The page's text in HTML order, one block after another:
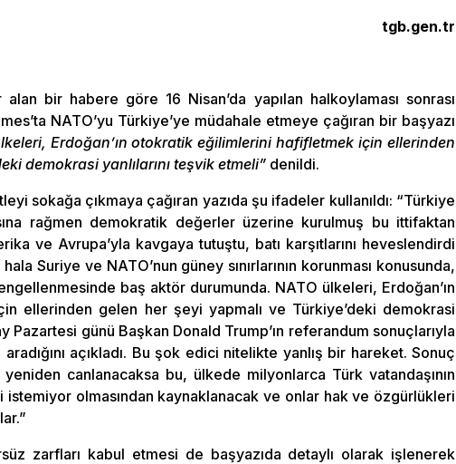
tgb.gen.tr
bir habere göre 16 Nisan’da yapılan halkoylaması sonrası
NATO’yu Türkiye’ye müdahale etmeye çağıran bir başyazı
Erdoğan’ın otokratik eğilimlerini hafifletmek için ellerinden
demokrasi yanlılarını teşvik etmeli” denildi.
sokağa çıkmaya çağıran yazıda şu ifadeler kullanıldı: “Türkiye
rağmen demokratik değerler üzerine kurulmuş bu ittifaktan
ve Avrupa’yla kavgaya tutuştu, batı karşıtlarını heveslendirdi
Suriye ve NATO’nun güney sınırlarının korunması konusunda,
engellenmesinde baş aktör durumunda. NATO ülkeleri, Erdoğan’ın
ellerinden gelen her şeyi yapmalı ve Türkiye’deki demokrasi
Pazartesi günü Başkan Donald Trump’ın referandum sonuçlarıyla
açıkladı. Bu şok edici nitelikte yanlış bir hareket. Sonuç
canlanacaksa bu, ülkede milyonlarca Türk vatandaşının
istemiyor olmasından kaynaklanacak ve onlar hak ve özgürlükleri
zarfları kabul etmesi de başyazıda detaylı olarak işlenerek